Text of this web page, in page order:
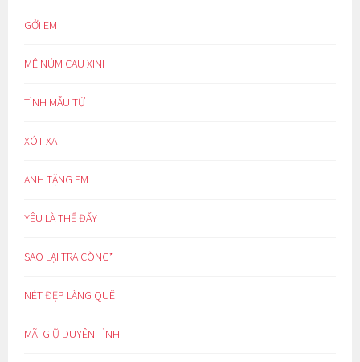
GỞI EM
MÊ NÚM CAU XINH
TÌNH MẪU TỬ
XÓT XA
ANH TẶNG EM
YÊU LÀ THẾ ĐẤY
SAO LẠI TRA CÒNG*
NÉT ĐẸP LÀNG QUÊ
MÃI GIỮ DUYÊN TÌNH